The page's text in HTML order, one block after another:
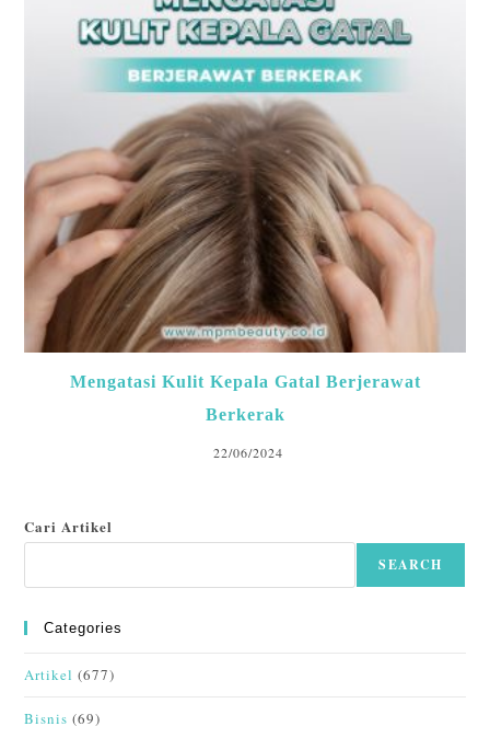
Mengatasi Kulit Kepala Gatal Berjerawat
Berkerak
22/06/2024
Cari Artikel
SEARCH
Categories
Artikel (677)
Bisnis (69)